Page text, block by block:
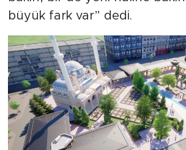
büyük fark var” dedi.